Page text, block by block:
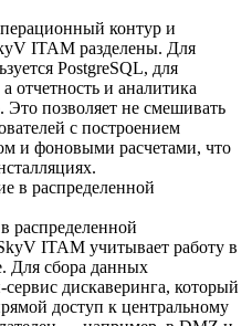
контур и
ITAM разделены. Для
PostgreSQL, для
и аналитика
Это позволяет не смешивать
с построением
и фоновыми расчетами, что
распределенной
ITAM учитывает работу в
Для сбора данных
дискаверинга, который
доступ к центральному